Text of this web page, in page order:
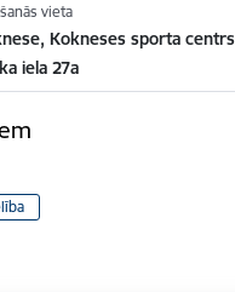
vieta
Kokneses sporta
iela 27a